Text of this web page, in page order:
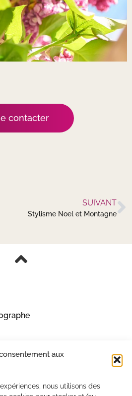
aux
nous utilisons des
contacter
SUIVANT
Stylisme Noel et Montagne
5 lettres par an